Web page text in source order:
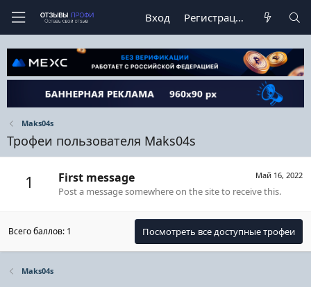
Вход Регистрация
Maks04s
Трофеи пользователя Maks04s
1 Май 16, 2022
First message
Post a message somewhere on the site to receive this.
Всего баллов: 1 Посмотреть все доступные трофеи
Maks04s